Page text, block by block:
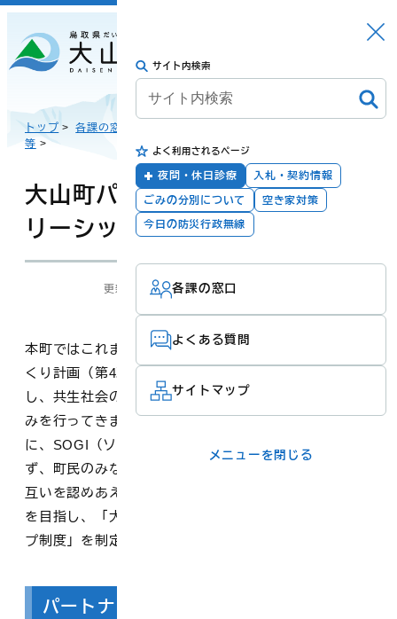
トップに戻る
暮らしの手続き 健康・福祉
子育て・教育 防災・安全
町政
産業・観光・文
日本語
English
한국어
简体汉语
サイト内検索
よく利用されるページ
夜間・休日診療
入札・契約情報
ごみの分別について
空き家対策
今日の防災行政無線
各課の窓口
よくある質問
サイトマップ
メニューを閉じる
トップ >各課の窓口
等 >
大山町パートナーシップ・ファミ
リーシップ制度
更新：2026年03月23日担当：
本町ではこれまで「大山町誰もが共同参画できる社会づ
くり計画（第4次大山町男女共同参画プラン）」を策定
し、共生社会の実現に向けて理解を深めるための取り組
みを行ってきました。この度、この計画に沿って新た
に、SOGI（ソジ：性的指向と性自認の総称）に関わら
ず、町民のみなさま一人ひとりが自分自身を大切にし、
互いを認めあえる「自分らしく生きられるまち」の実現
を目指し、「大山町パートナーシップ・ファミリーシッ
プ制度」を制定しました。
パートナーシップ・ファミリーシップ制